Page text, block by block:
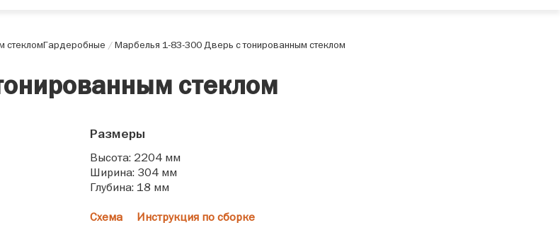
стекломГардеробные /Марбелья 1-83-300 Дверь с тонированным стеклом
стеклом
Размеры
Высота: 2204 мм
Ширина: 304 мм
Глубина: 18 мм
Схема Инструкция по сборке